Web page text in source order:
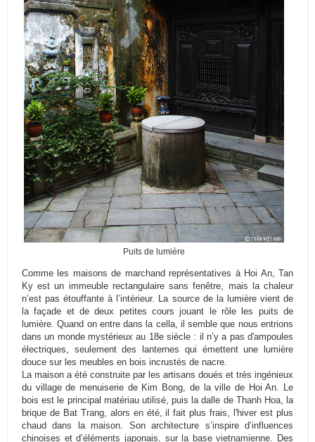
Puits de lumière
Comme les maisons de marchand représentatives à Hoi An, Tan
Ky est un immeuble rectangulaire sans fenêtre, mais la chaleur
n’est pas étouffante à l’intérieur. La source de la lumière vient de
la façade et de deux petites cours jouant le rôle les puits de
lumière. Quand on entre dans la cella, il semble que nous entrions
dans un monde mystérieux au 18e siècle : il n’y a pas d'ampoules
électriques, seulement des lanternes qui émettent une lumière
douce sur les meubles en bois incrustés de nacre.
La maison a été construite par les artisans doués et très ingénieux
du village de menuiserie de Kim Bong, de la ville de Hoi An. Le
bois est le principal matériau utilisé, puis la dalle de Thanh Hoa, la
brique de Bat Trang, alors en été, il fait plus frais, l'hiver est plus
chaud dans la maison. Son architecture s’inspire d’influences
chinoises et d’éléments japonais, sur la base vietnamienne. Des